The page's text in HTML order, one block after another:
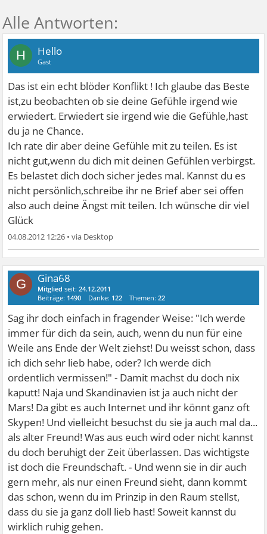
H Hello
Gast
Das ist ein echt blöder Konflikt ! Ich glaube das Beste
ist,zu beobachten ob sie deine Gefühle irgend wie
erwiedert. Erwiedert sie irgend wie die Gefühle,hast
du ja ne Chance.
Ich rate dir aber deine Gefühle mit zu teilen. Es ist
nicht gut,wenn du dich mit deinen Gefühlen verbirgst.
Es belastet dich doch sicher jedes mal. Kannst du es
nicht persönlich,schreibe ihr ne Brief aber sei offen
also auch deine Ängst mit teilen. Ich wünsche dir viel
Glück
04.08.2012 12:26 •
G Gina68
Mitglied seit:24.12.2011
Beiträge: 1490 Danke: 122 Themen:22
Sag ihr doch einfach in fragender Weise: "Ich werde
immer für dich da sein, auch, wenn du nun für eine
Weile ans Ende der Welt ziehst! Du weisst schon, dass
ich dich sehr lieb habe, oder? Ich werde dich
ordentlich vermissen!" - Damit machst du doch nix
kaputt! Naja und Skandinavien ist ja auch nicht der
Mars! Da gibt es auch Internet und ihr könnt ganz oft
Skypen! Und vielleicht besuchst du sie ja auch mal da...
als alter Freund! Was aus euch wird oder nicht kannst
du doch beruhigt der Zeit überlassen. Das wichtigste
ist doch die Freundschaft. - Und wenn sie in dir auch
gern mehr, als nur einen Freund sieht, dann kommt
das schon, wenn du im Prinzip in den Raum stellst,
dass du sie ja ganz doll lieb hast! Soweit kannst du
wirklich ruhig gehen.